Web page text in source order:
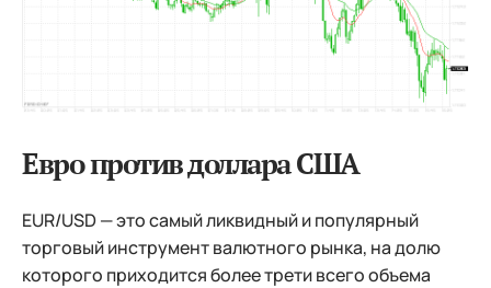
Евро против доллара США
EUR/USD — это самый ликвидный и популярный
торговый инструмент валютного рынка, на долю
которого приходится более трети всего объема